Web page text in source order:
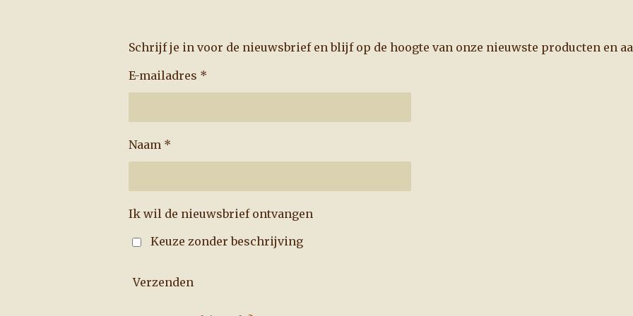
Schrijf je in voor de nieuwsbrief en blijf op de hoogte van onze nieuwste producten en
E-mailadres *
Naam *
Ik wil de nieuwsbrief ontvangen
Keuze zonder beschrijving
Verzenden